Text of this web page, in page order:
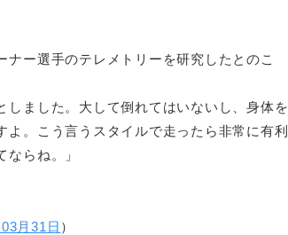
ー選手のテレメトリーを研究したとのこ
しました。大して倒れてはいないし、身体を
。こう言うスタイルで走ったら非常に有利
らね。」
月31日 ）